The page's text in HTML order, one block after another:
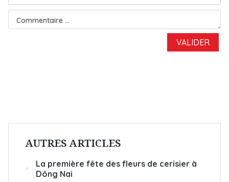
AUTRES ARTICLES
La première fête des fleurs de cerisier à
Dông Nai